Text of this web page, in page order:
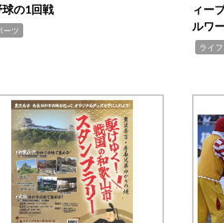
球の1回戦
ーツ
ィー
ルワ
ライ